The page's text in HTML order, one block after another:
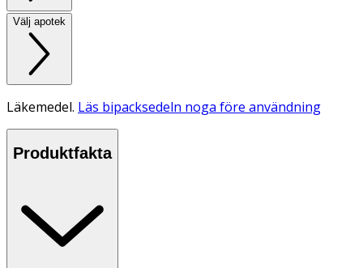
Välj apotek
Läkemedel. Läs bipacksedeln noga före användning
Produktfakta